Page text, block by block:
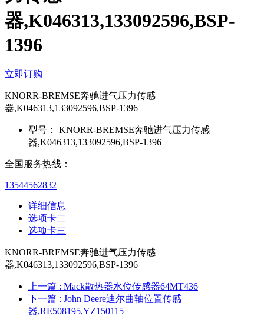
器,K046313,133092596,BSP-
1396
立即订购
KNORR-BREMSE奔驰进气压力传感
器,K046313,133092596,BSP-1396
型号：
KNORR-BREMSE奔驰进气压力传感
器,K046313,133092596,BSP-1396
全国服务热线：
13544562832
详细信息
选项卡二
选项卡三
KNORR-BREMSE奔驰进气压力传感
器,K046313,133092596,BSP-1396
上一篇 : Mack散热器水位传感器64MT436
下一篇 : John Deere迪尔曲轴位置传感
器,RE508195,YZ150115